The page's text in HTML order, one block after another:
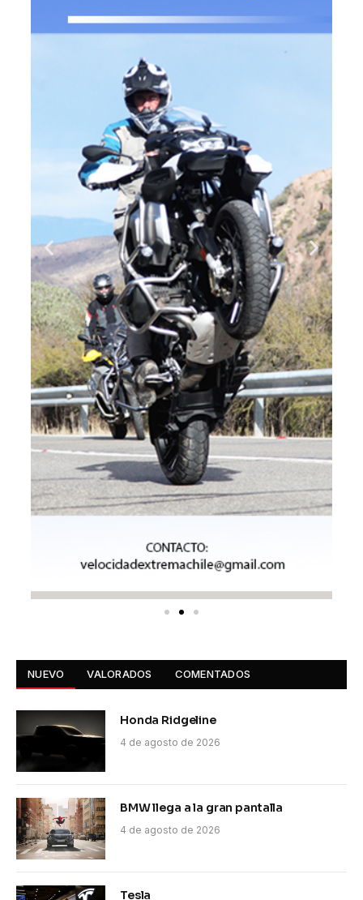
NUEVO VALORADOS COMENTADOS
Honda Ridgeline
4 de agosto de 2026
BMW llega a la gran pantalla
4 de agosto de 2026
Tesla